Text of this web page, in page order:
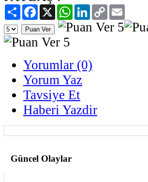
PaylaşFacebook
X WhatsAppLinkedIn
Copy
Link
Yorumlar (0)
Yorum Yaz
Tavsiye Et
Haberi Yazdir
Güncel Olaylar